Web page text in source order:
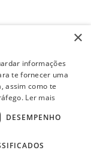
frete válidos apenas
o valor do
à análise e
| Rua Quirino, 1294
×
informações
te fornecer uma
assim como te
Ler mais
DESEMPENHO